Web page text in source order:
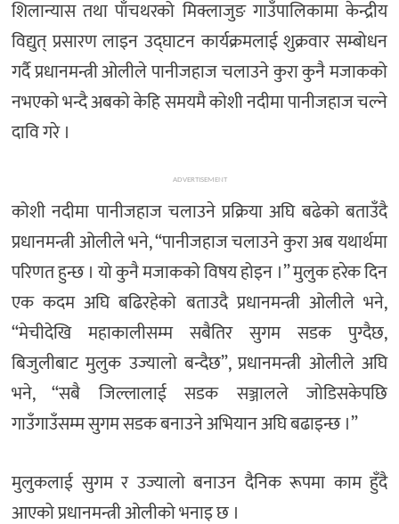
शिलान्यास तथा पाँचथरको मिक्लाजुङ गाउँपालिकामा केन्द्रीय
विद्युत् प्रसारण लाइन उद्घाटन कार्यक्रमलाई शुक्रवार सम्बोधन
गर्दै प्रधानमन्त्री ओलीले पानीजहाज चलाउने कुरा कुनै मजाकको
नभएको भन्दै अबको केहि समयमै कोशी नदीमा पानीजहाज चल्ने
दावि गरे ।
ADVERTISEMENT
कोशी नदीमा पानीजहाज चलाउने प्रक्रिया अघि बढेको बताउँदै
प्रधानमन्त्री ओलीले भने, “पानीजहाज चलाउने कुरा अब यथार्थमा
परिणत हुन्छ । यो कुनै मजाकको विषय होइन ।” मुलुक हरेक दिन
एक कदम अघि बढिरहेको बताउदै प्रधानमन्त्री ओलीले भने,
“मेचीदेखि महाकालीसम्म सबैतिर सुगम सडक पुग्दैछ,
बिजुलीबाट मुलुक उज्यालो बन्दैछ”, प्रधानमन्त्री ओलीले अघि
भने, “सबै जिल्लालाई सडक सञ्जालले जोडिसकेपछि
गाउँगाउँसम्म सुगम सडक बनाउने अभियान अघि बढाइन्छ ।”
मुलुकलाई सुगम र उज्यालो बनाउन दैनिक रूपमा काम हुँदै
आएको प्रधानमन्त्री ओलीको भनाइ छ ।